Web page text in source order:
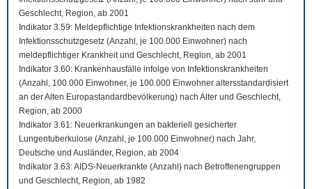
Geschlecht, Region, ab 2001
Indikator 3.59: Meldepflichtige Infektionskrankheiten nach dem
Infektionsschutzgesetz (Anzahl, je 100.000 Einwohner) nach
meldepflichtiger Krankheit und Geschlecht, Region, ab 2001
Indikator 3.60: Krankenhausfälle infolge von Infektionskrankheiten
(Anzahl, 100.000 Einwohner, je 100.000 Einwohner altersstandardisiert
an der Alten Europastandardbevölkerung) nach Alter und Geschlecht,
Region, ab 2000
Indikator 3.61: Neuerkrankungen an bakteriell gesicherter
Lungentuberkulose (Anzahl, je 100.000 Einwohner) nach Jahr,
Deutsche und Ausländer, Region, ab 2004
Indikator 3.63: AIDS-Neuerkrankte (Anzahl) nach Betroffenengruppen
und Geschlecht, Region, ab 1982